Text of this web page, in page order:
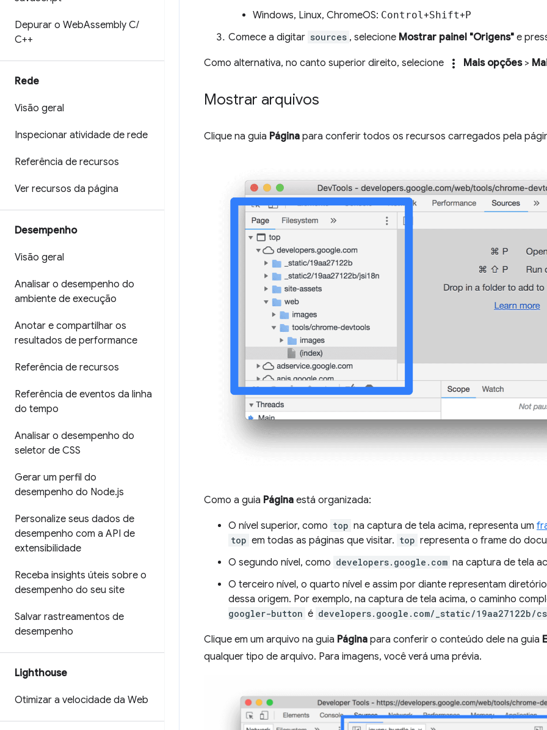
Depurar o WebAssembly C/
C++
Rede
Visão geral
Inspecionar atividade de rede
Referência de recursos
Ver recursos da página
Desempenho
Visão geral
Analisar o desempenho do
ambiente de execução
Anotar e compartilhar os
resultados de performance
Referência de recursos
Referência de eventos da linha
do tempo
Analisar o desempenho do
seletor de CSS
Gerar um perfil do
desempenho do Node.js
Personalize seus dados de
desempenho com a API de
extensibilidade
Receba insights úteis sobre o
desempenho do seu site
Salvar rastreamentos de
desempenho
Lighthouse
Otimizar a velocidade da Web
Windows, Linux, ChromeOS: Control+Shift+P
Comece a digitar sources , selecione Mostrar painel "Origens" e
Como alternativa, no canto superior direito, selecione more_vert Mais opções>
Mostrar arquivos
Clique na guia Página para conferir todos os recursos carregados pela
Como a guia Página está organizada:
O nível superior, como top na captura de tela acima, representa um
top em todas as páginas que visitar. top representa o frame do
O segundo nível, como developers.google.com na captura de tela
O terceiro nível, o quarto nível e assim por diante representam
dessa origem. Por exemplo, na captura de tela acima, o caminho
googler-button é developers.google.com/_static/19aa27122b/
Clique em um arquivo na guia Página para conferir o conteúdo dele na guia
qualquer tipo de arquivo. Para imagens, você verá uma prévia.